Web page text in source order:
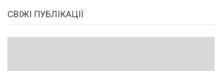
СВІЖІ ПУБЛІКАЦІЇ